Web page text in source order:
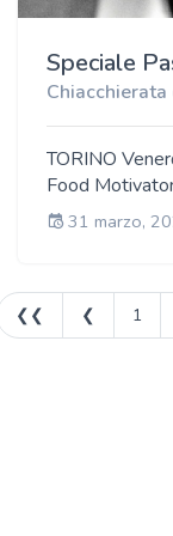
su Instagram @_giulia_lamarca Anche in questa breve
progetti per il futuro con lo spirito
TORINO Venerdì sarà online l’intervista del nostro
Food Motivator Marco Fedele con Guido Gobino
dei più grandi maestri
del Piemonte
31 marzo,
❮❮ ❮ 1